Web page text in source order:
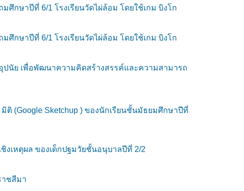
กษาปีที่ 6/1 โรงเรียนวัดไผ่ล้อม โดยใช้เกม บิงโก
กษาปีที่ 6/1 โรงเรียนวัดไผ่ล้อม โดยใช้เกม บิงโก
นัย เพื่อพัฒนาความคิดสร้างสรรค์และความสามารถ
ติ (Google Sketchup ) ของนักเรียนชั้นมัธยมศึกษาปีที่
เหตุผล ของเด็กปฐมวัยชั้นอนุบาลปีที่ 2/2
าชสีมา